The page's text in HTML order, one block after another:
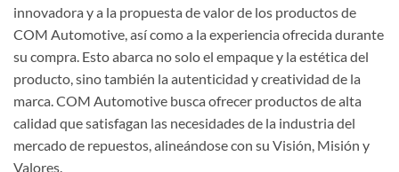
innovadora y a la propuesta de valor de los productos de
COM Automotive, así como a la experiencia ofrecida durante
su compra. Esto abarca no solo el empaque y la estética del
producto, sino también la autenticidad y creatividad de la
marca. COM Automotive busca ofrecer productos de alta
calidad que satisfagan las necesidades de la industria del
mercado de repuestos, alineándose con su Visión, Misión y
Valores.